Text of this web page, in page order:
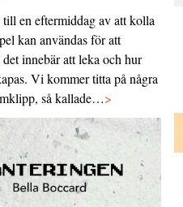
en eftermiddag av att kolla
kan användas för att
innebär att leka och hur
Vi kommer titta på några
så kallade…>